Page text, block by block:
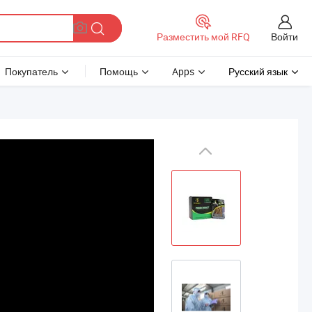
Разместить мой RFQ Войти
Покупатель Помощь Apps Русский язык